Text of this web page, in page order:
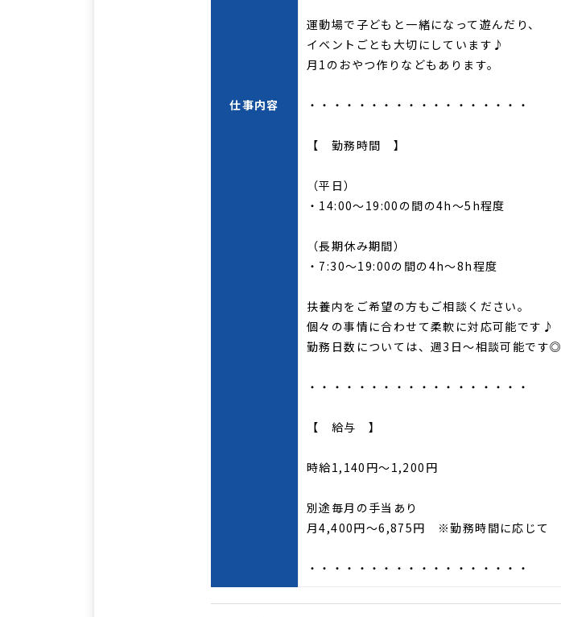
仕事内容
運動場で子どもと一緒になって遊んだり、
イベントごとも大切にしています♪
月1のおやつ作りなどもあります。
・・・・・・・・・・・・・・・・・・
【 勤務時間 】
（平日）
・14:00～19:00の間の4h～5h程度
（長期休み期間）
・7:30～19:00の間の4h～8h程度
扶養内をご希望の方もご相談ください。
個々の事情に合わせて柔軟に対応可能です♪
勤務日数については、週3日～相談可能です◎
・・・・・・・・・・・・・・・・・・
【 給与 】
時給1,140円～1,200円
別途毎月の手当あり
月4,400円～6,875円 ※勤務時間に応じて
・・・・・・・・・・・・・・・・・・